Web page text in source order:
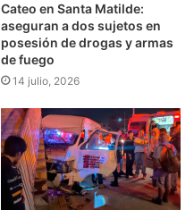
Cateo en Santa Matilde:
aseguran a dos sujetos en
posesión de drogas y armas
de fuego
14 julio, 2026